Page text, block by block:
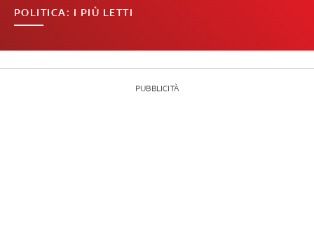
POLITICA: I PIÙ LETTI
PUBBLICITÀ